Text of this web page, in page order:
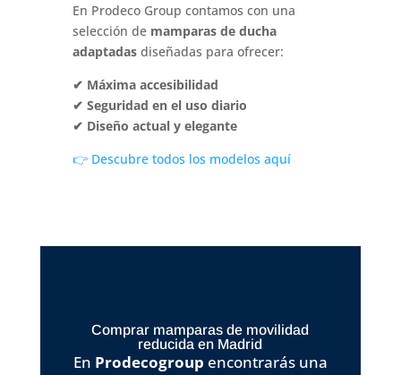
En Prodeco Group contamos con una
selección de mamparas de ducha
adaptadasdiseñadas para ofrecer:
✔ Máxima accesibilidad
✔ Seguridad en el uso diario
✔ Diseño actual y elegante
👉 Descubre todos los modelos aquí
Comprar mamparas de movilidad
reducida en Madrid
En Prodecogroup encontrarás una